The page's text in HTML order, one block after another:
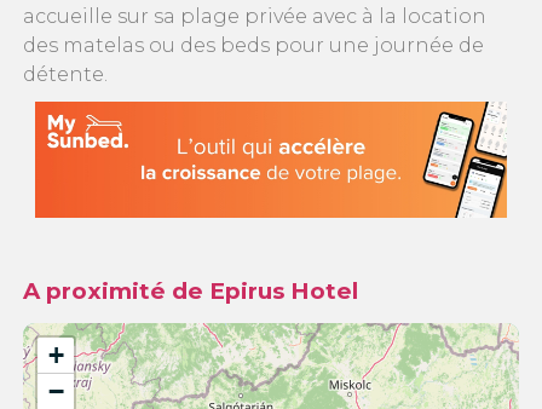
accueille sur sa plage privée avec à la location
des matelas ou des beds pour une journée de
détente.
A proximité de Epirus Hotel
+
−